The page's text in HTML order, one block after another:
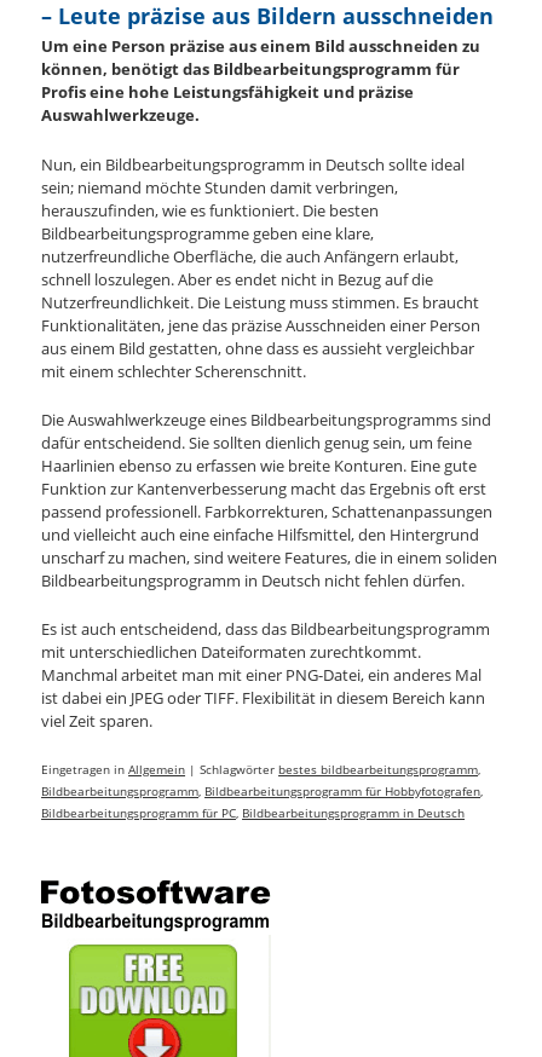
– Leute präzise aus Bildern ausschneiden
Um eine Person präzise aus einem Bild ausschneiden zu
können, benötigt das Bildbearbeitungsprogramm für
Profis eine hohe Leistungsfähigkeit und präzise
Auswahlwerkzeuge.
Nun, ein Bildbearbeitungsprogramm in Deutsch sollte ideal
sein; niemand möchte Stunden damit verbringen,
herauszufinden, wie es funktioniert. Die besten
Bildbearbeitungsprogramme geben eine klare,
nutzerfreundliche Oberfläche, die auch Anfängern erlaubt,
schnell loszulegen. Aber es endet nicht in Bezug auf die
Nutzerfreundlichkeit. Die Leistung muss stimmen. Es braucht
Funktionalitäten, jene das präzise Ausschneiden einer Person
aus einem Bild gestatten, ohne dass es aussieht vergleichbar
mit einem schlechter Scherenschnitt.
Die Auswahlwerkzeuge eines Bildbearbeitungsprogramms sind
dafür entscheidend. Sie sollten dienlich genug sein, um feine
Haarlinien ebenso zu erfassen wie breite Konturen. Eine gute
Funktion zur Kantenverbesserung macht das Ergebnis oft erst
passend professionell. Farbkorrekturen, Schattenanpassungen
und vielleicht auch eine einfache Hilfsmittel, den Hintergrund
unscharf zu machen, sind weitere Features, die in einem soliden
Bildbearbeitungsprogramm in Deutsch nicht fehlen dürfen.
Es ist auch entscheidend, dass das Bildbearbeitungsprogramm
mit unterschiedlichen Dateiformaten zurechtkommt.
Manchmal arbeitet man mit einer PNG-Datei, ein anderes Mal
ist dabei ein JPEG oder TIFF. Flexibilität in diesem Bereich kann
viel Zeit sparen.
Eingetragen in Allgemein |Schlagwörter bestes bildbearbeitungsprogramm,
Bildbearbeitungsprogramm, Bildbearbeitungsprogramm für Hobbyfotografen,
Bildbearbeitungsprogramm für PC, Bildbearbeitungsprogramm in Deutsch